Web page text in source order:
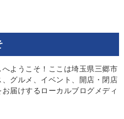
へようこそ！ここは埼玉県三郷市
、グルメ、イベント、開店・閉店
お届けするローカルブログメディ